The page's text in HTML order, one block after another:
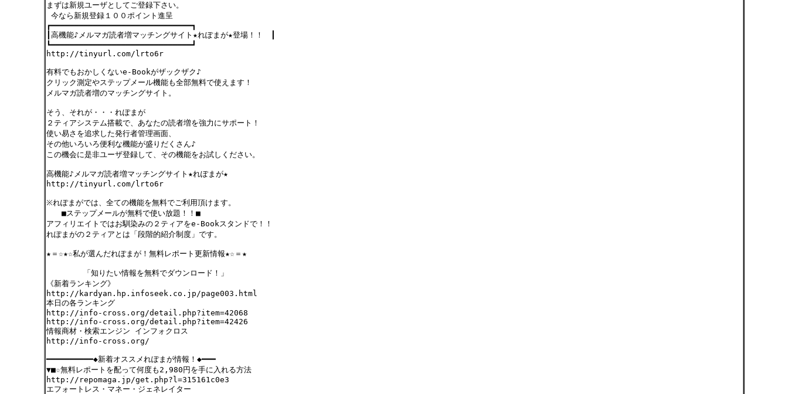
まずは新規ユーザとしてご登録下さい。
今なら新規登録１００ポイント進呈
┏━━━━━━━━━━━━━━━━━━━━━━━━━━━━━━┓
┃高機能♪メルマガ読者増マッチングサイト★れぽまが★登場！！ ┃
┗━━━━━━━━━━━━━━━━━━━━━━━━━━━━━━┛
http://tinyurl.com/lrto6r
有料でもおかしくないe-Bookがザックザク♪
クリック測定やステップメール機能も全部無料で使えます！
メルマガ読者増のマッチングサイト。
そう、それが・・・れぽまが
２ティアシステム搭載で、あなたの読者増を強力にサポート！
使い易さを追求した発行者管理画面、
その他いろいろ便利な機能が盛りだくさん♪
この機会に是非ユーザ登録して、その機能をお試しください。
高機能♪メルマガ読者増マッチングサイト★れぽまが★
http://tinyurl.com/lrto6r
※れぽまがでは、全ての機能を無料でご利用頂けます。
■ステップメールが無料で使い放題！！■
アフィリエイトではお馴染みの２ティアをe-Bookスタンドで！！
れぽまがの２ティアとは「段階的紹介制度」です。
★＝☆★☆私が選んだれぽまが！無料レポート更新情報★☆＝★
「知りたい情報を無料でダウンロード！」
《新着ランキング》
http://kardyan.hp.infoseek.co.jp/page003.html
本日の各ランキング
http://info-cross.org/detail.php?item=42068
http://info-cross.org/detail.php?item=42426
情報商材・検索エンジン インフォクロス
http://info-cross.org/
━━━━━━━━━━◆新着オススメれぽまが情報！◆━━━
▼■☆無料レポートを配って何度も2,980円を手に入れる方法
http://repomaga.jp/get.php?l=315161c0e3
エフォートレス・マネー・ジェネレイター